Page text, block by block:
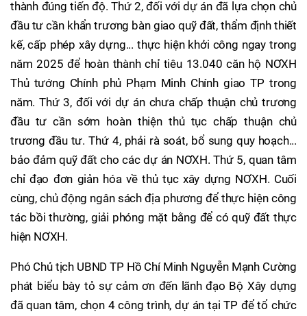
thành đúng tiến độ. Thứ 2, đối với dự án đã lựa chọn chủ
đầu tư cần khẩn trương bàn giao quỹ đất, thẩm định thiết
kế, cấp phép xây dựng... thực hiện khởi công ngay trong
năm 2025 để hoàn thành chỉ tiêu 13.040 căn hộ NƠXH
Thủ tướng Chính phủ Phạm Minh Chính giao TP trong
năm. Thứ 3, đối với dự án chưa chấp thuận chủ trương
đầu tư cần sớm hoàn thiện thủ tục chấp thuận chủ
trương đầu tư. Thứ 4, phải rà soát, bổ sung quy hoạch...
bảo đảm quỹ đất cho các dự án NƠXH. Thứ 5, quan tâm
chỉ đạo đơn giản hóa về thủ tục xây dựng NƠXH. Cuối
cùng, chủ động ngân sách địa phương để thực hiện công
tác bồi thường, giải phóng mặt bằng để có quỹ đất thực
hiện NƠXH.
Phó Chủ tịch UBND TP Hồ Chí Minh Nguyễn Mạnh Cường
phát biểu bày tỏ sự cảm ơn đến lãnh đạo Bộ Xây dựng
đã quan tâm, chọn 4 công trình, dự án tại TP để tổ chức